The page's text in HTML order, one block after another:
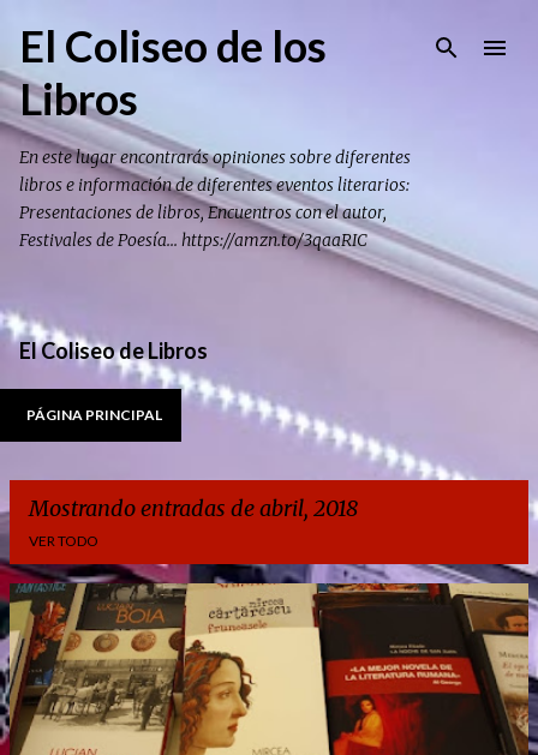
Ir al contenido principal
El Coliseo de los
Libros
En este lugar encontrarás opiniones sobre diferentes
libros e información de diferentes eventos literarios:
Presentaciones de libros, Encuentros con el autor,
Festivales de Poesía... https://amzn.to/3qaaRIC
El Coliseo de Libros
PÁGINA PRINCIPAL
Mostrando entradas de abril, 2018
VER TODO
E
n
t
r